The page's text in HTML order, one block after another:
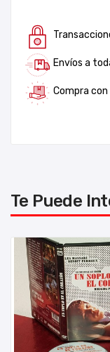
Envíos a
Compra
Te Puede